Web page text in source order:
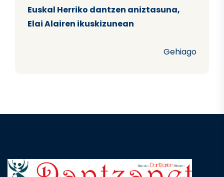
Euskal Herriko dantzen aniztasuna,
Elai Alairen ikuskizunean
Gehiago